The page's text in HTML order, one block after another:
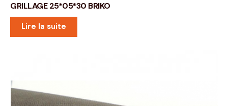
GRILLAGE 25*05*30 BRIKO
Lire la suite